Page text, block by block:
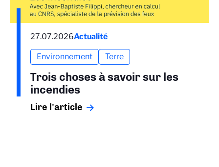
27.07.2026Actualité
Environnement Terre
Trois choses à savoir sur les
incendies
Lire l'article